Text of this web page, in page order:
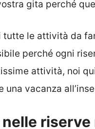
gita perché
tutte le attività da
perché ogni
attività, noi
una vacanza
nelle